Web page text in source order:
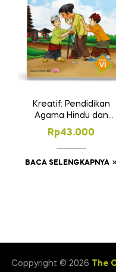
Kreatif: Pendidikan
Agama Hindu dan
Budi Pekerti untuk SD
Kelas VI
Rp43.000
BACA SELENGKAPNYA
Coppyright © 2026 The